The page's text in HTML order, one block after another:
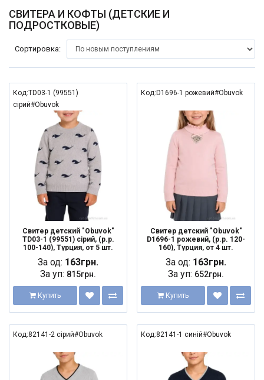
СВИТЕРА И КОФТЫ (ДЕТСКИЕ И
ПОДРОСТКОВЫЕ)
Сортировка:
Код:TD03-1 (99551)
сірий#Obuvok
Свитер детский "Obuvok"
TD03-1 (99551) сірий, (р.р.
100-140), Турция, от 5 шт.
За од: 163грн.
За уп: 815грн.
Купить
Код:D1696-1 рожевий#Obuvok
Свитер детский "Obuvok"
D1696-1 рожевий, (р.р. 120-
160), Турция, от 4 шт.
За од: 163грн.
За уп: 652грн.
Купить
Код:82141-2 сірий#Obuvok Код:82141-1 синій#Obuvok